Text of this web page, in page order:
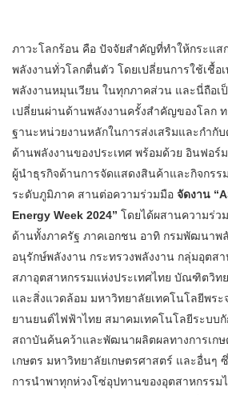
ภาวะโลกร้อน คือ ปัจจัยสำคัญที่ทำให้กระแส
พลังงานทั่วโลกตื่นตัว โดยเปลี่ยนการใช้เชื้อ
พลังงานหมุนเวียน ในทุกภาคส่วน และนี่ถือเ
เปลี่ยนผ่านด้านพลังงานครั้งสำคัญของโลก
ฐานะหน่วยงานหลักในการส่งเสริมและกำกั
ด้านพลังงานของประเทศ พร้อมด้วย อินฟอร์
ผู้นำธุรกิจด้านการจัดแสดงสินค้าและกิจกรร
ระดับภูมิภาค สานต่อความร่วมมือ จัดงาน
Energy Week 2024” โดยได้ผสานความร่ว
ด้านทั้งภาครัฐ ภาคเอกชน อาทิ กรมพัฒนาพ
อนุรักษ์พลังงาน กระทรวงพลังงาน กลุ่มอุตส
สภาอุตสาหกรรมแห่งประเทศไทย บัณฑิตวิท
และสิ่งแวดล้อม มหาวิทยาลัยเทคโนโลยีพร
ยานยนต์ไฟฟ้าไทย สมาคมเทคโนโลยีระบบกั
สถาบันค้นคว้าและพัฒนาผลิตผลทางการเก
เกษตร มหาวิทยาลัยเกษตรศาสตร์ และอื่นๆ
การนำพาทุกห่วงโซ่อุปทานของอุตสาหกรรม